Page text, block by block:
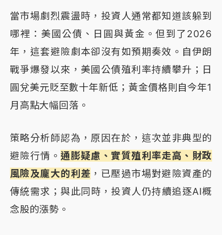
當市場劇烈震盪時，投資人通常都知道該躲到
哪裡：美國公債、日圓與黃金。但到了2026
年，這套避險劇本卻沒有如預期奏效。自伊朗
戰爭爆發以來，美國公債殖利率持續攀升；日
圓兌美元貶至數十年新低；黃金價格則自今年1
月高點大幅回落。
策略分析師認為，原因在於，這次並非典型的
避險行情。通膨疑慮、實質殖利率走高、財政
風險及龐大的利差 ，已壓過市場對避險資產的
傳統需求；與此同時，投資人仍持續追逐AI概
念股的漲勢。